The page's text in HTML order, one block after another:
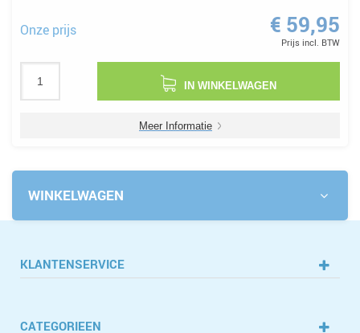
Onze prijs € 59,95
Prijs incl. BTW
IN WINKELWAGEN
Meer Informatie
WINKELWAGEN
KLANTENSERVICE
CATEGORIEEN